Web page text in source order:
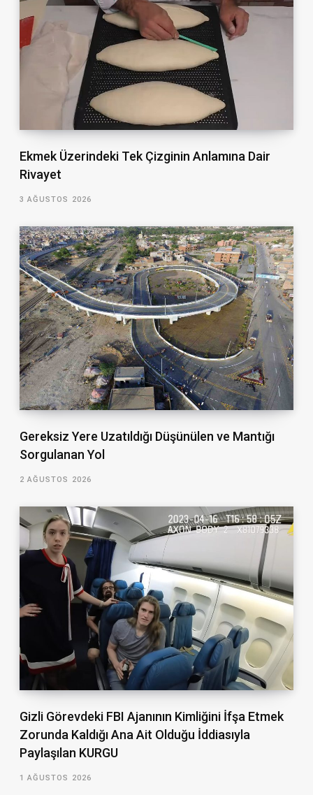
Ekmek Üzerindeki Tek Çizginin Anlamına Dair
Rivayet
3 AĞUSTOS 2026
Gereksiz Yere Uzatıldığı Düşünülen ve Mantığı
Sorgulanan Yol
2 AĞUSTOS 2026
Gizli Görevdeki FBI Ajanının Kimliğini İfşa Etmek
Zorunda Kaldığı Ana Ait Olduğu İddiasıyla
Paylaşılan KURGU
1 AĞUSTOS 2026